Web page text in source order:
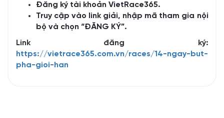
Đăng ký tài khoản VietRace365.
Truy cập vào link giải, nhập mã tham gia nội
bộ và chọn “ĐĂNG KÝ”.
Link đăng ký:
https://vietrace365.com.vn/races/14-ngay-but-
pha-gioi-han